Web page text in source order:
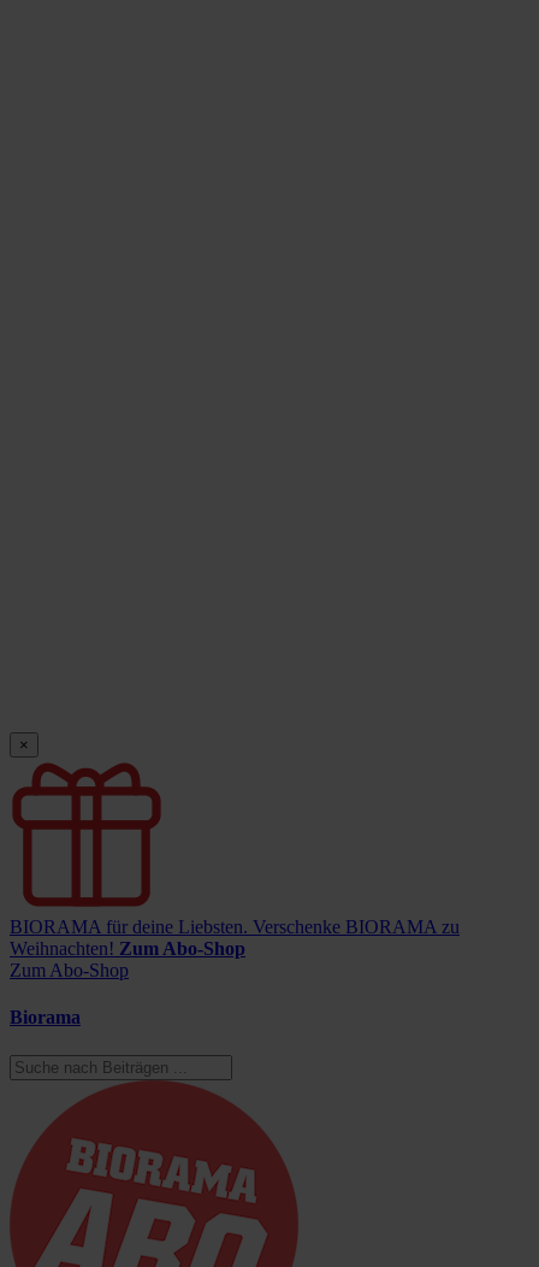
×
BIORAMA für deine Liebsten. Verschenke BIORAMA zu
Weihnachten! Zum Abo-Shop
Zum Abo-Shop
Biorama